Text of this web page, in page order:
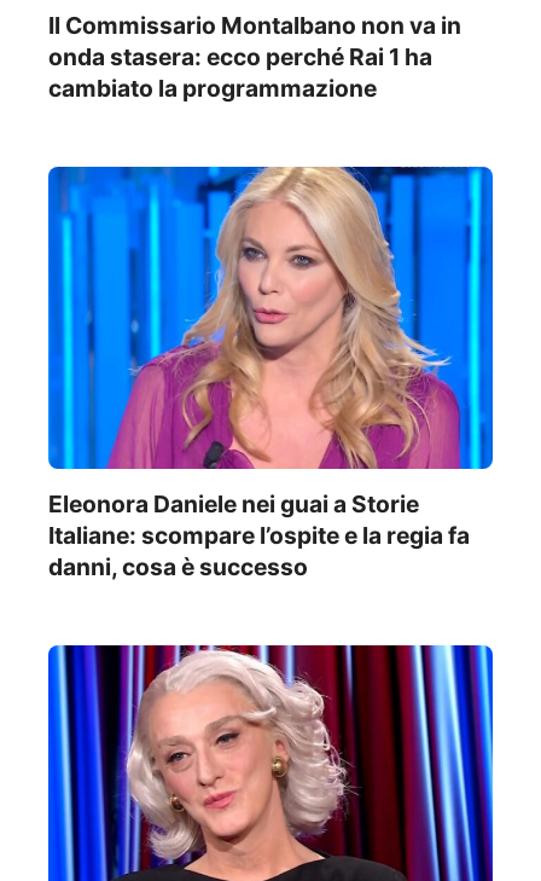
Il Commissario Montalbano non va in
onda stasera: ecco perché Rai 1 ha
cambiato la programmazione
Eleonora Daniele nei guai a Storie
Italiane: scompare l’ospite e la regia fa
danni, cosa è successo